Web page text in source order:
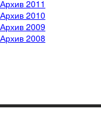
Архив 2011
Архив 2010
Архив 2009
Архив 2008